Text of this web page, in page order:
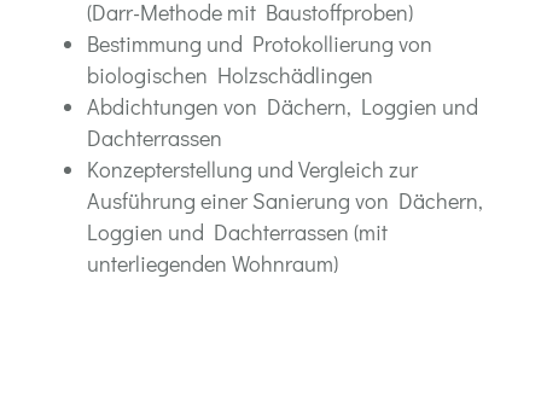
(Darr-Methode mit Baustoffproben)
Bestimmung und Protokollierung von
biologischen Holzschädlingen
Abdichtungen von Dächern, Loggien und
Dachterrassen
Konzepterstellung und Vergleich zur
Ausführung einer Sanierung von Dächern,
Loggien und Dachterrassen (mit
unterliegenden Wohnraum)